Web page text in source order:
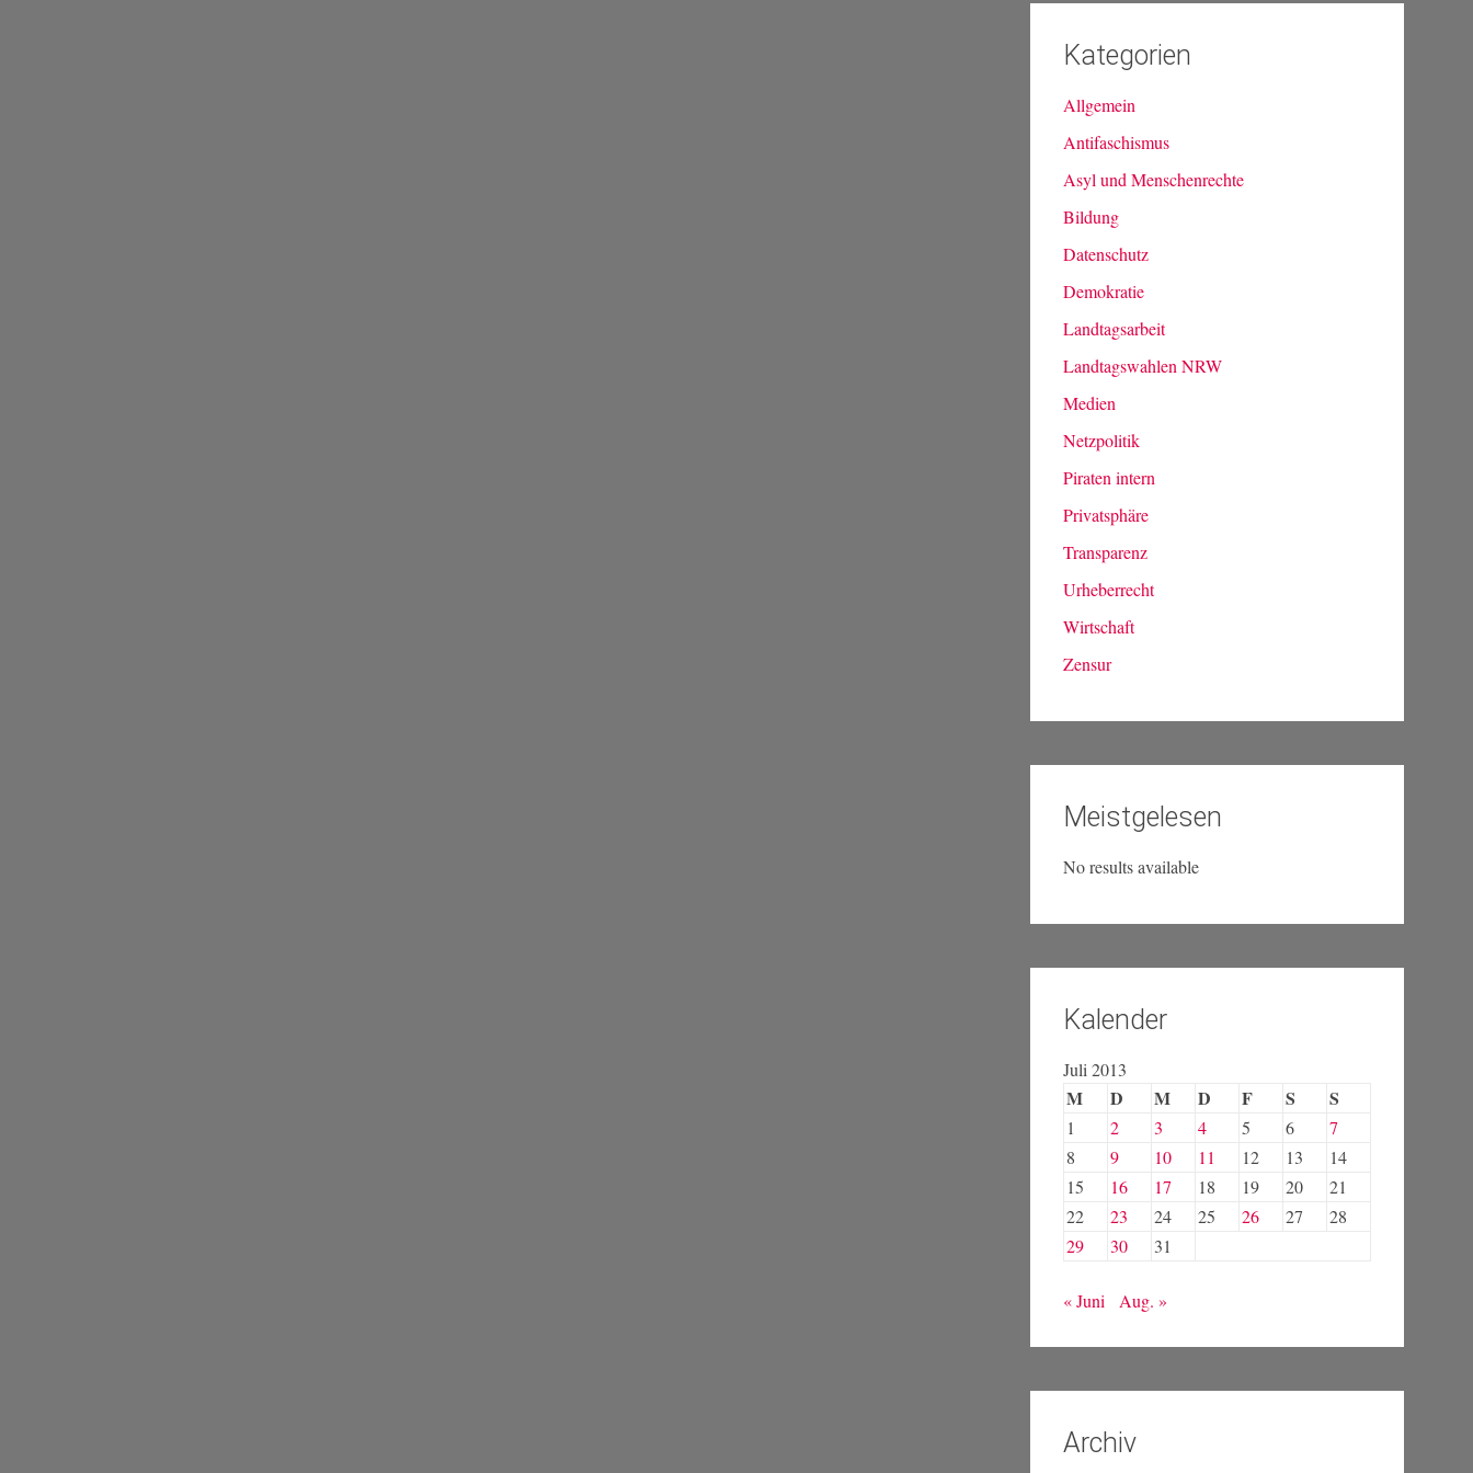
Kategorien
Allgemein
Antifaschismus
Asyl und Menschenrechte
Bildung
Datenschutz
Demokratie
Landtagsarbeit
Landtagswahlen NRW
Medien
Netzpolitik
Piraten intern
Privatsphäre
Transparenz
Urheberrecht
Wirtschaft
Zensur
Meistgelesen
No results available
Kalender
Juli 2013
M D M D F S S
1 2 3 4 5 6
7
8
9 10 11 12 13
14
15
16 17 18 19 20
21
22
23 24 25 26 27
28
29
30 31
« Juni Aug. »
Archiv